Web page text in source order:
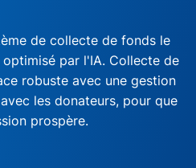
de collecte de fonds le
par l'IA. Collecte de
robuste avec une gestion
les donateurs, pour que
prospère.